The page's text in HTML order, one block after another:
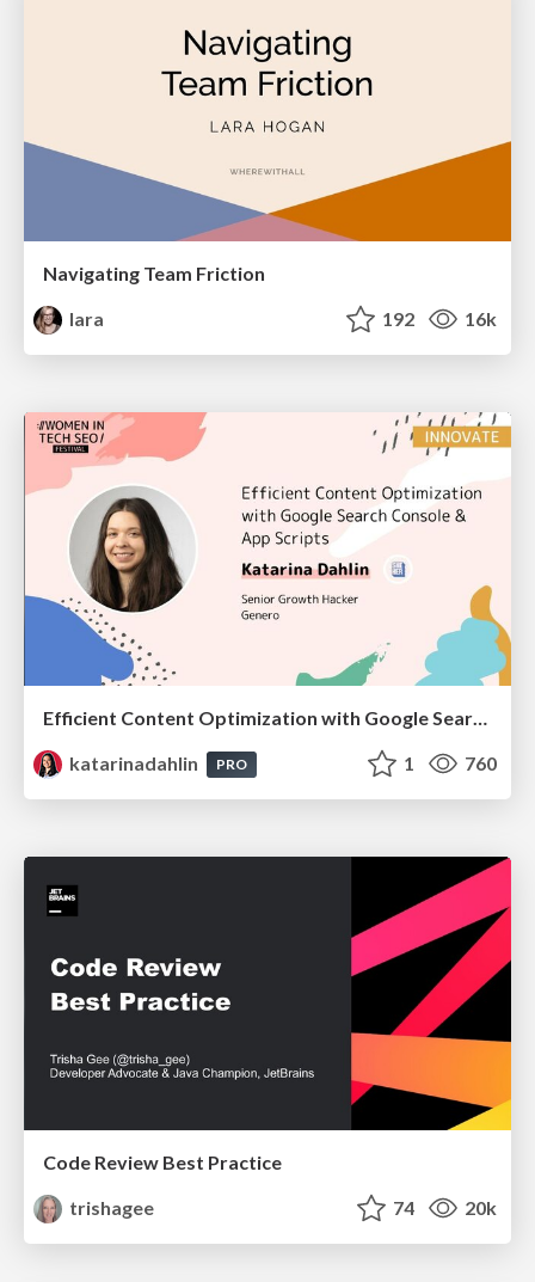
Navigating Team Friction
lara
192 16k
Efficient Content Optimization with Google Search Console & Apps Script
katarinadahlin
PRO 1 760
Code Review Best Practice
trishagee
74 20k